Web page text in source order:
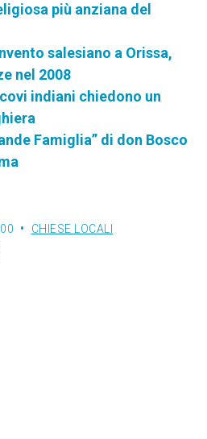
più anziana del
salesiano a Orissa,
nel 2008
indiani chiedono un
Famiglia” di don Bosco
CHIESE LOCALI